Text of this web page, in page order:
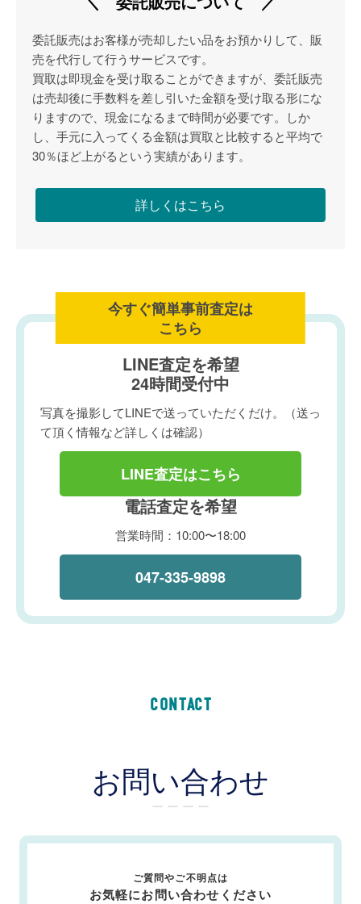
委託販売はお客様が売却したい品をお預かりして、販
売を代行して行うサービスです。
買取は即現金を受け取ることができますが、委託販売
は売却後に手数料を差し引いた金額を受け取る形にな
りますので、現金になるまで時間が必要です。しか
し、手元に入ってくる金額は買取と比較すると平均で
30％ほど上がるという実績があります。
詳しくはこちら
今すぐ簡単事前査定は
こちら
LINE査定を希望
24時間受付中
写真を撮影してLINEで送っていただくだけ。（送っ
て頂く情報など詳しくは確認）
LINE査定はこちら
電話査定を希望
営業時間：10:00〜18:00
047-335-9898
CONTACT
お問い合わせ
ー ー ー ー
ご質問やご不明点は
お気軽にお問い合わせください